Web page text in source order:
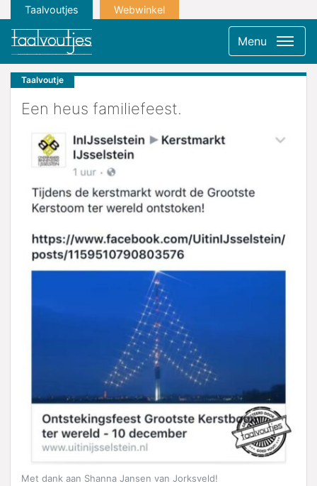
Taalvoutjes Webwinkel
Menu
Taalvoutje
Een heus familiefeest.
Met dank aan Shanna Jansen van Jorksveld!